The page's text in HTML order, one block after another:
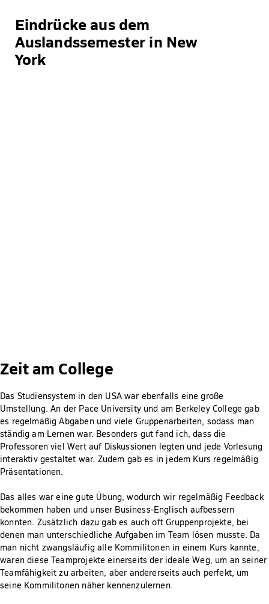
Eindrücke aus dem
Auslandssemester in New
York
Zeit am College
Das Studiensystem in den USA war ebenfalls eine große
Umstellung. An der Pace University und am Berkeley College gab
es regelmäßig Abgaben und viele Gruppenarbeiten, sodass man
ständig am Lernen war. Besonders gut fand ich, dass die
Professoren viel Wert auf Diskussionen legten und jede Vorlesung
interaktiv gestaltet war. Zudem gab es in jedem Kurs regelmäßig
Präsentationen.
Das alles war eine gute Übung, wodurch wir regelmäßig Feedback
bekommen haben und unser Business-Englisch aufbessern
konnten. Zusätzlich dazu gab es auch oft Gruppenprojekte, bei
denen man unterschiedliche Aufgaben im Team lösen musste. Da
man nicht zwangsläufig alle Kommilitonen in einem Kurs kannte,
waren diese Teamprojekte einerseits der ideale Weg, um an seiner
Teamfähigkeit zu arbeiten, aber andererseits auch perfekt, um
seine Kommilitonen näher kennenzulernen.